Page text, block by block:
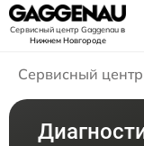
Сервисный центр Gaggenauв
Нижнем Новгороде
Сервисный